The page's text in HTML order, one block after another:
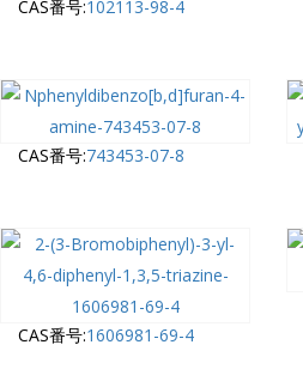
CAS番号:102113-98-4
CAS番号:743453-07-8
CAS番号:1606981-69-4